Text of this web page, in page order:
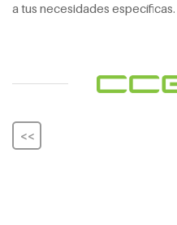
a tus necesidades específicas.
<<